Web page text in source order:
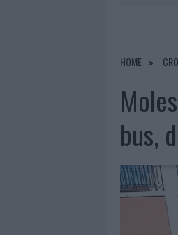
8 AGOSTO
HOME
bus,